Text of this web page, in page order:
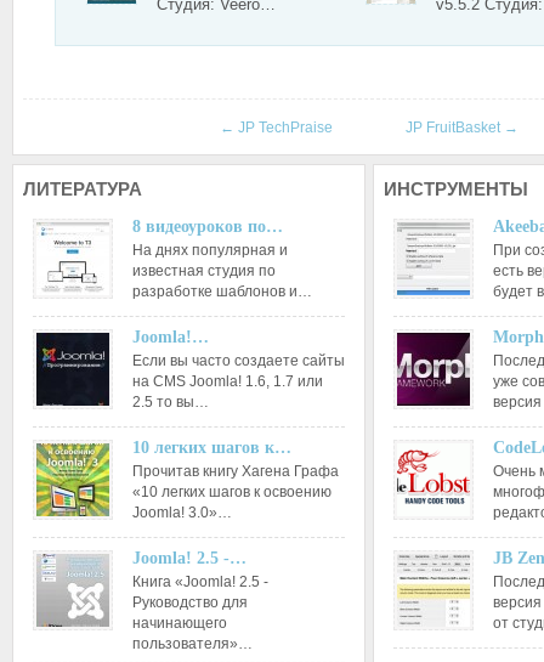
Студия: Veero…
v5.5.2
← JP TechPraise JP FruitBasket →
ЛИТЕРАТУРА
8 видеоуроков по…
На днях популярная и
известная студия по
разработке шаблонов и…
Joomla!…
Если вы часто создаете сайты
на CMS Joomla! 1.6, 1.7 или
2.5 то вы…
10 легких шагов к…
Прочитав книгу Хагена Графа
«10 легких шагов к освоению
Joomla! 3.0»…
Joomla! 2.5 -…
Книга «Joomla! 2.5 -
Руководство для
начинающего
пользователя»…
ИНСТРУМЕНТЫ
При
есть
будет
уже
Очень
JB
от